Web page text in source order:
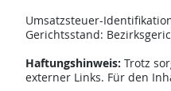
Umsatzsteuer-
Gerichtsstand:
Haftungshinweis: Trotz
externer Links. Für den